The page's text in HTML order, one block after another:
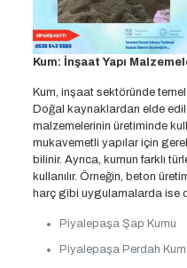
Kum: İnşaat Yapı
Kum, inşaat sektöründe
Doğal kaynaklardan elde
malzemelerinin üretiminde
mukavemetli yapılar için
bilinir. Ayrıca, kumun farklı
kullanılır. Örneğin, beton
harç gibi uygulamalarda ise
Piyalepaşa Şap Kumu
Piyalepaşa Perdah